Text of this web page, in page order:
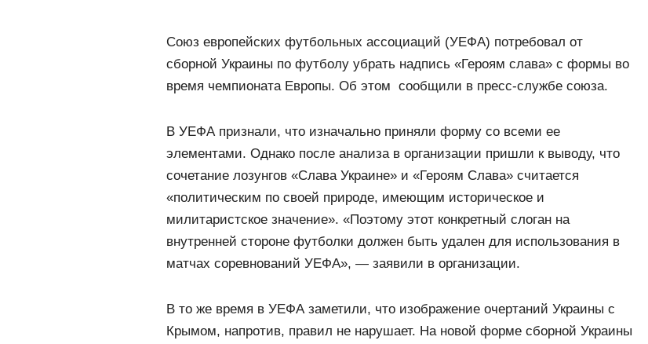
Союз европейских футбольных ассоциаций (УЕФА) потребовал от
сборной Украины по футболу убрать надпись «Героям слава» с формы во
время чемпионата Европы. Об этом сообщили в пресс-службе союза.
В УЕФА признали, что изначально приняли форму со всеми ее
элементами. Однако после анализа в организации пришли к выводу, что
сочетание лозунгов «Слава Украине» и «Героям Слава» считается
«политическим по своей природе, имеющим историческое и
милитаристское значение». «Поэтому этот конкретный слоган на
внутренней стороне футболки должен быть удален для использования в
матчах соревнований УЕФА», — заявили в организации.
В то же время в УЕФА заметили, что изображение очертаний Украины с
Крымом, напротив, правил не нарушает. На новой форме сборной Украины